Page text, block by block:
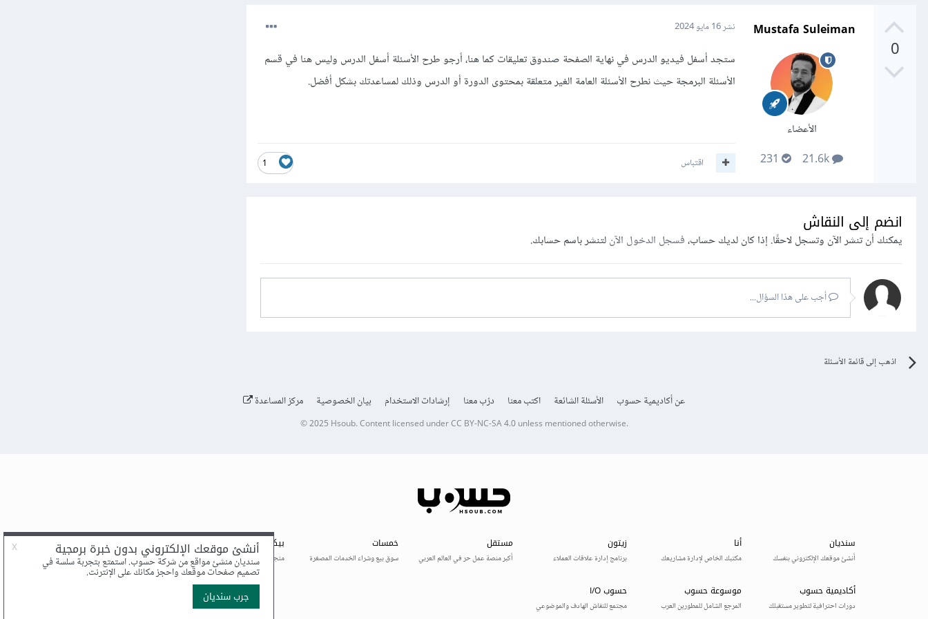
0
Mustafa Suleiman
الأعضاء
نشر16 مايو 2024
ستجد أسفل فيديو الدرس في نهاية الصفحة صندوق تعليقات كما هنا، أرجو طرح الأسئلة أسفل الدرس وليس هنا في قسم
الأسئلة البرمجة حيث نطرح الأسئلة العامة الغير متعلقة بمحتوى الدورة أو الدرس وذلك لمساعدتك بشكل أفضل.
1 اقتباس
انضم إلى النقاش
يمكنك أن تنشر الآن وتسجل لاحقًا. إذا كان لديك حساب،فسجل الدخول الآنلتنشر باسم حسابك.
أجب على هذا السؤال...
اذهب إلى قائمة الأسئلة
عن أكاديمية حسوب الأسئلة الشائعة اكتب معنا درّب معنا إرشادات الاستخدام بيان الخصوصية مركز المساعدة
© 2025 Hsoub.Content licensed underCC BY-NC-SA 4.0unless mentioned otherwise.